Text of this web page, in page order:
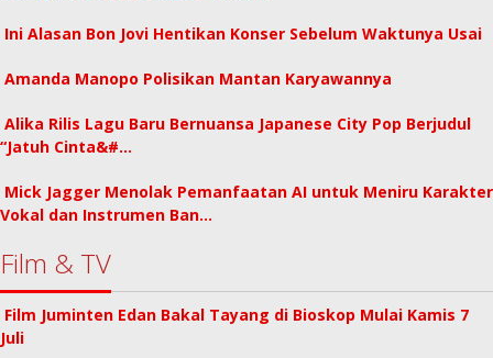
Ini Alasan Bon Jovi Hentikan Konser Sebelum Waktunya Usai
Amanda Manopo Polisikan Mantan Karyawannya
Alika Rilis Lagu Baru Bernuansa Japanese City Pop Berjudul
“Jatuh Cinta&#…
Mick Jagger Menolak Pemanfaatan AI untuk Meniru Karakter
Vokal dan Instrumen Ban…
Film & TV
Film Juminten Edan Bakal Tayang di Bioskop Mulai Kamis 7
Juli